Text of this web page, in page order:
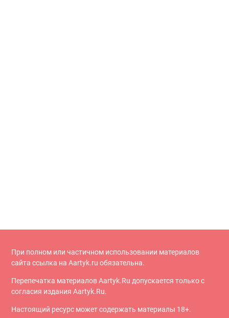
При полном или частичном использовании материалов
сайта ссылка на Aartyk.ru oбязательна.
Перепечатка материалов Aartyk.Ru допускается только с
согласия издания Aartyk.Ru.
Настоящий ресурс может содержать материалы 18+.